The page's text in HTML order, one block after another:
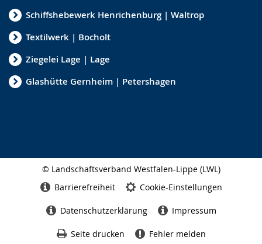
Schiffshebewerk Henrichenburg | Waltrop
Textilwerk | Bocholt
Ziegelei Lage | Lage
Glashütte Gernheim | Petershagen
© Landschaftsverband Westfalen-Lippe (LWL)
Barrierefreiheit Cookie-Einstellungen
Datenschutzerklärung Impressum
Seite drucken Fehler melden